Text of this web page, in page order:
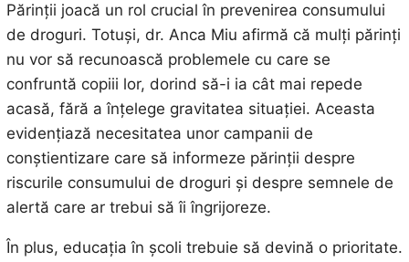
Părinții joacă un rol crucial în prevenirea consumului
de droguri. Totuși, dr. Anca Miu afirmă că mulți părinți
nu vor să recunoască problemele cu care se
confruntă copiii lor, dorind să-i ia cât mai repede
acasă, fără a înțelege gravitatea situației. Aceasta
evidențiază necesitatea unor campanii de
conștientizare care să informeze părinții despre
riscurile consumului de droguri și despre semnele de
alertă care ar trebui să îi îngrijoreze.
În plus, educația în școli trebuie să devină o prioritate.